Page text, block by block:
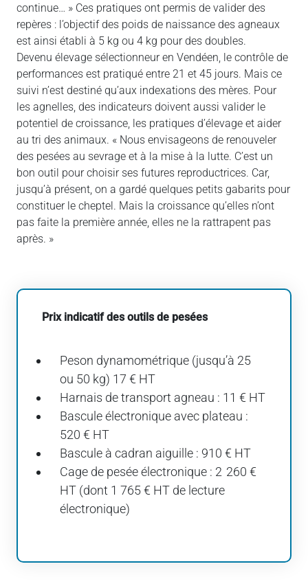
continue… » Ces pratiques ont permis de valider des
repères : l’objectif des poids de naissance des agneaux
est ainsi établi à 5 kg ou 4 kg pour des doubles.
Devenu élevage sélectionneur en Vendéen, le contrôle de
performances est pratiqué entre 21 et 45 jours. Mais ce
suivi n’est destiné qu’aux indexations des mères. Pour
les agnelles, des indicateurs doivent aussi valider le
potentiel de croissance, les pratiques d’élevage et aider
au tri des animaux. « Nous envisageons de renouveler
des pesées au sevrage et à la mise à la lutte. C’est un
bon outil pour choisir ses futures reproductrices. Car,
jusqu’à présent, on a gardé quelques petits gabarits pour
constituer le cheptel. Mais la croissance qu’elles n’ont
pas faite la première année, elles ne la rattrapent pas
après. »
Prix indicatif des outils de pesées
Peson dynamométrique (jusqu’à 25
ou 50 kg) 17 € HT
Harnais de transport agneau : 11 € HT
Bascule électronique avec plateau :
520 € HT
Bascule à cadran aiguille : 910 € HT
Cage de pesée électronique : 2 260 €
HT (dont 1 765 € HT de lecture
électronique)